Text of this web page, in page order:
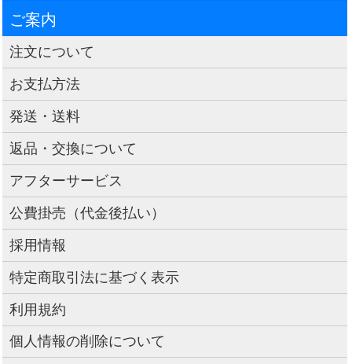
ご案内
注文について
お支払方法
発送・送料
返品・交換について
アフターサービス
公費掛売（代金後払い）
採用情報
特定商取引法に基づく表示
利用規約
個人情報の削除について